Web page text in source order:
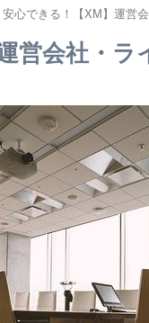
安心できる！【XM】運営
営会社・